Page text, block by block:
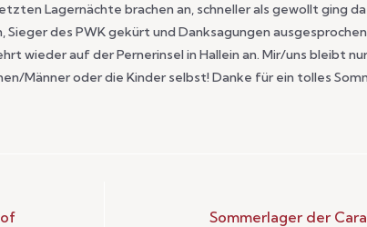
Lagernächte brachen an, schneller als gewollt ging
des PWK gekürt und Danksagungen
wieder auf der Pernerinsel in Hallein an. Mir/uns bleibt
Männer oder die Kinder selbst! Danke für ein tolles
Sommerlager der